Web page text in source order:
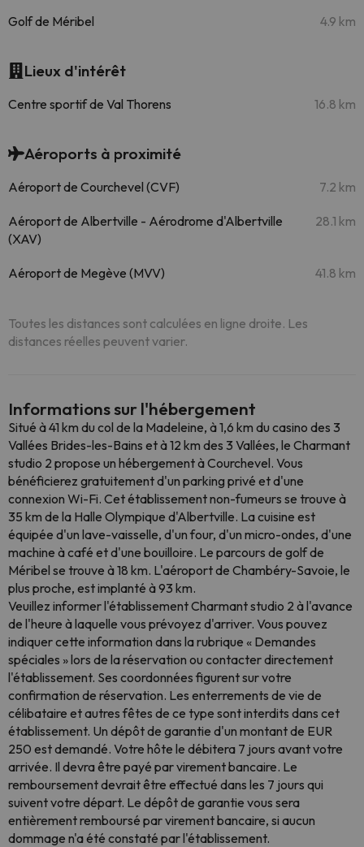
Golf de Méribel 4.9 km
Lieux d'intérêt
Centre sportif de Val Thorens 16.8 km
Aéroports à proximité
Aéroport de Courchevel (CVF) 7.2 km
Aéroport de Albertville - Aérodrome d'Albertville
(XAV)
28.1 km
Aéroport de Megève (MVV) 41.8 km
Toutes les distances sont calculées en ligne droite. Les
distances réelles peuvent varier.
Informations sur l'hébergement
Situé à 41 km du col de la Madeleine, à 1,6 km du casino des 3
Vallées Brides-les-Bains et à 12 km des 3 Vallées, le Charmant
studio 2 propose un hébergement à Courchevel. Vous
bénéficierez gratuitement d'un parking privé et d'une
connexion Wi-Fi. Cet établissement non-fumeurs se trouve à
35 km de la Halle Olympique d'Albertville. La cuisine est
équipée d'un lave-vaisselle, d'un four, d'un micro-ondes, d'une
machine à café et d'une bouilloire. Le parcours de golf de
Méribel se trouve à 18 km. L'aéroport de Chambéry-Savoie, le
plus proche, est implanté à 93 km.
Veuillez informer l'établissement Charmant studio 2 à l'avance
de l'heure à laquelle vous prévoyez d'arriver. Vous pouvez
indiquer cette information dans la rubrique « Demandes
spéciales » lors de la réservation ou contacter directement
l'établissement. Ses coordonnées figurent sur votre
confirmation de réservation. Les enterrements de vie de
célibataire et autres fêtes de ce type sont interdits dans cet
établissement. Un dépôt de garantie d'un montant de EUR
250 est demandé. Votre hôte le débitera 7 jours avant votre
arrivée. Il devra être payé par virement bancaire. Le
remboursement devrait être effectué dans les 7 jours qui
suivent votre départ. Le dépôt de garantie vous sera
entièrement remboursé par virement bancaire, si aucun
dommage n'a été constaté par l'établissement.